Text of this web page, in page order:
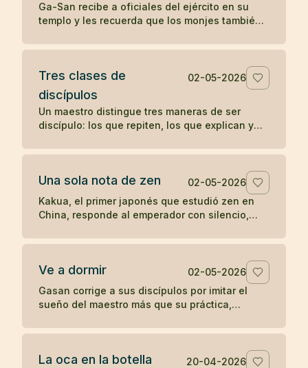
Ga-San recibe a oficiales del ejército en su
templo y les recuerda que los monjes también
todos los seres.
Tres clases de
discípulos
02-05-2026
Un maestro distingue tres maneras de ser
discípulo: los que repiten, los que explican y
Una sola nota de zen
02-05-2026
Kakua, el primer japonés que estudió zen en
China, responde al emperador con silencio,
desaparecer.
Ve a dormir
02-05-2026
Gasan corrige a sus discípulos por imitar el
sueño del maestro más que su práctica,
no retirarse antes de tiempo.
La oca en la botella
20-04-2026